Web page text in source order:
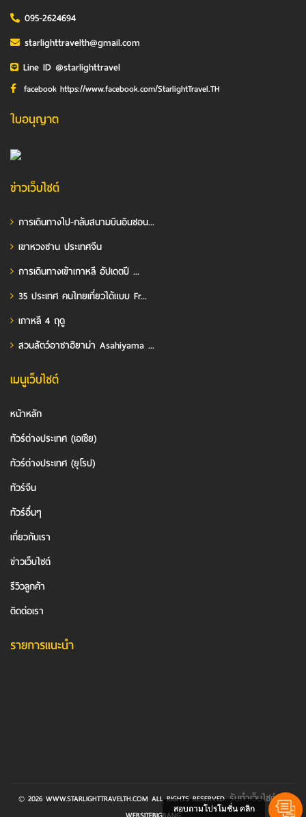
095-2624694
starlighttravelth@gmail.com
Line ID @starlighttravel
facebook https://www.facebook.com/StarlightTravel.TH
ใบอนุญาต
ข่าวเว็บไซต์
การเดินทางไป-กลับสนามบินอินชอน...
เขาหวงซาน ประเทศจีน
การเดินทางเข้าเกาหลี อัปเดตปี ...
35 ประเทศ คนไทยเที่ยวได้แบบ Fr...
เกาหลี 4 ฤดู
สวนสัตว์อาซาฮิยาม่า Asahiyama ...
เมนูเว็บไซต์
หน้าหลัก
ทัวร์ต่างประเทศ (เอเชีย)
ทัวร์ต่างประเทศ (ยุโรป)
ทัวร์จีน
ทัวร์อื่นๆ
เกี่ยวกับเรา
ข่าวเว็บไซต์
รีวิวลูกค้า
ติดต่อเรา
รายการแนะนำ
© 2026 WWW.STARLIGHTTRAVELTH.COM ALL RIGHTS RESERVED.รับทำเว็บไซต์BY
สอบถามโปรโมชั่น คลิก